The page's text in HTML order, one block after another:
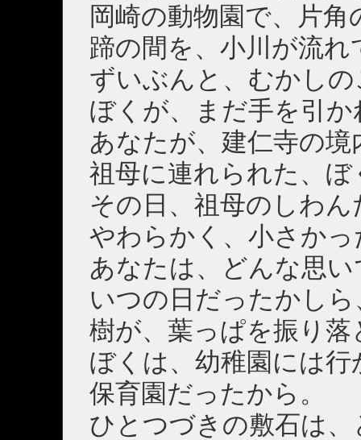
岡崎の動物園で、片
蹄の間を、小川が流れ
ずいぶんと、むかし
ぼくが、まだ手を引
あなたが、建仁寺の境
祖母に連れられた、
その日、祖母のしわ
やわらかく、小さか
あなたは、どんな思
いつの日だったかしら
樹が、葉っぱを振り
ぼくは、幼稚園には
保育園だったから。
ひとつづきの敷石は